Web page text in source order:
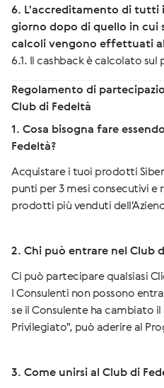
6. L'accreditamento di tutti
giorno dopo di quello in cui
calcoli vengono effettuati
6.1. Il cashback è calcolato sul
Regolamento di
Club di Fedeltà
1. Cosa bisogna fare
Fedeltà?
Acquistare i tuoi prodotti
punti per 3 mesi consecutivi e
prodotti più venduti
2. Chi può entrare nel Club
Ci può partecipare qualsiasi
I Consulenti non possono
se il Consulente ha cambiato
Privilegiato", può aderire al
3. Come unirsi al Club di